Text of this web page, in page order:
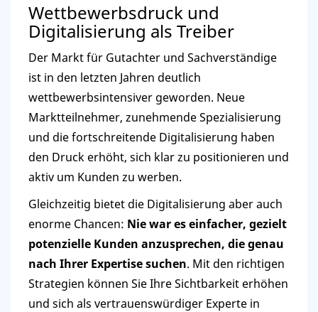
Wettbewerbsdruck und
Digitalisierung als Treiber
Der Markt für Gutachter und Sachverständige
ist in den letzten Jahren deutlich
wettbewerbsintensiver geworden. Neue
Marktteilnehmer, zunehmende Spezialisierung
und die fortschreitende Digitalisierung haben
den Druck erhöht, sich klar zu positionieren und
aktiv um Kunden zu werben.
Gleichzeitig bietet die Digitalisierung aber auch
enorme Chancen: Nie war es einfacher, gezielt
potenzielle Kunden anzusprechen, die genau
nach Ihrer Expertise suchen. Mit den richtigen
Strategien können Sie Ihre Sichtbarkeit erhöhen
und sich als vertrauenswürdiger Experte in